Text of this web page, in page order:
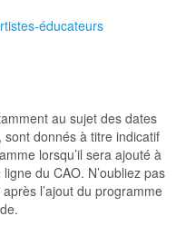
éducateurs
au sujet des dates
sont donnés à titre indicatif
lorsqu’il sera ajouté à
du CAO. N’oubliez pas
l’ajout du programme